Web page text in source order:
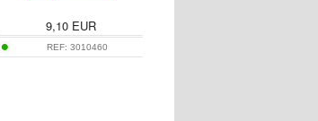
9,10EUR
REF:3010460